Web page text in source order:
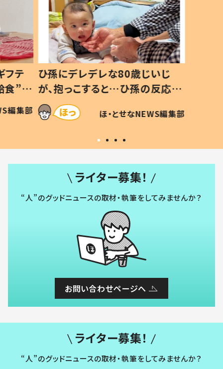
じ
応に
仕方な
編集部
生後8ヶ月で亡くなった息子 約
3年半後、当時の妻の日記に書い
てあった本音とは
ほ・とせなNEWS編集部
ライター募集！
“人”のグッドニュースの取材・執筆をしてみませんか？
お問い合わせページへ
ライター募集！
“人”のグッドニュースの取材・執筆をしてみませんか？